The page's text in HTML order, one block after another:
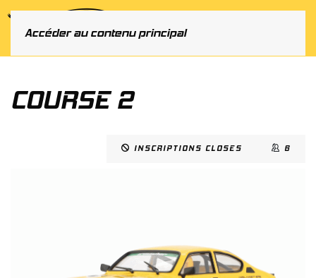
Accéder au contenu principal
COURSE 2
INSCRIPTIONS CLOSES 6